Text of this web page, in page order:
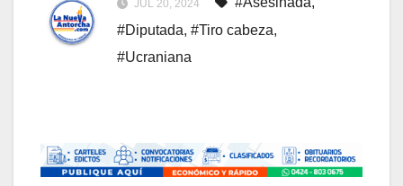
JUL 20, 2024
#Diputada, #Tiro cabeza,
#Ucraniana